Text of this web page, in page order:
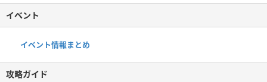
イベント
イベント情報まとめ
攻略ガイド